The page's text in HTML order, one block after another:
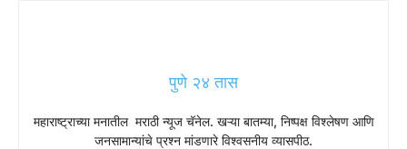
पुणे २४ तास
महाराष्ट्राच्या मनातील मराठी न्यूज चॅनेल. खऱ्या बातम्या, निष्पक्ष विश्लेषण आणि
जनसामान्यांचे प्रश्न मांडणारे विश्वसनीय व्यासपीठ.